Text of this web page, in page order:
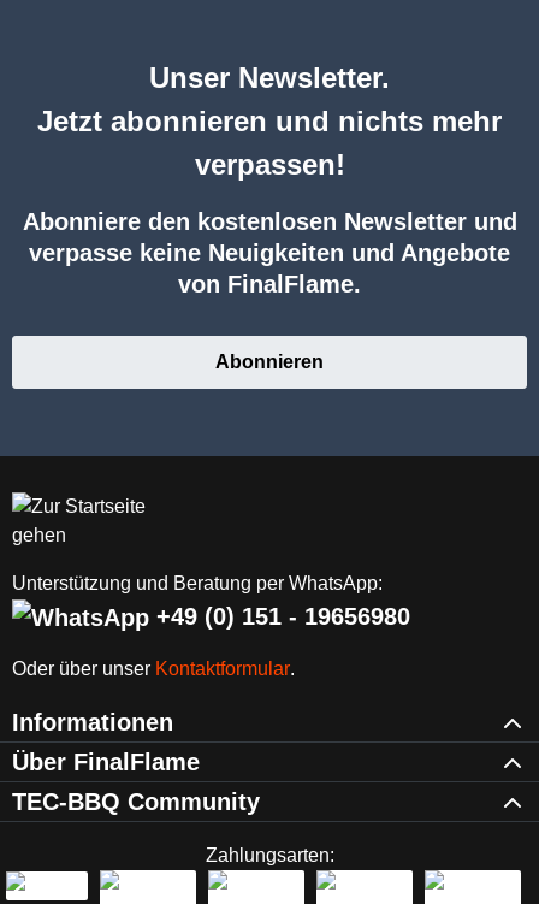
Unser Newsletter.
Jetzt abonnieren und nichts mehr
verpassen!
Abonniere den kostenlosen Newsletter und
verpasse keine Neuigkeiten und Angebote
von FinalFlame.
Abonnieren
Unterstützung und Beratung per WhatsApp:
+49 (0) 151 - 19656980
Oder über unser Kontaktformular.
Informationen
Über FinalFlame
TEC-BBQ Community
Zahlungsarten: